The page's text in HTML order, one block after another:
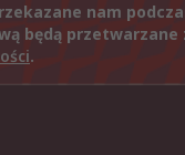
nam
będą przetwarzane
.